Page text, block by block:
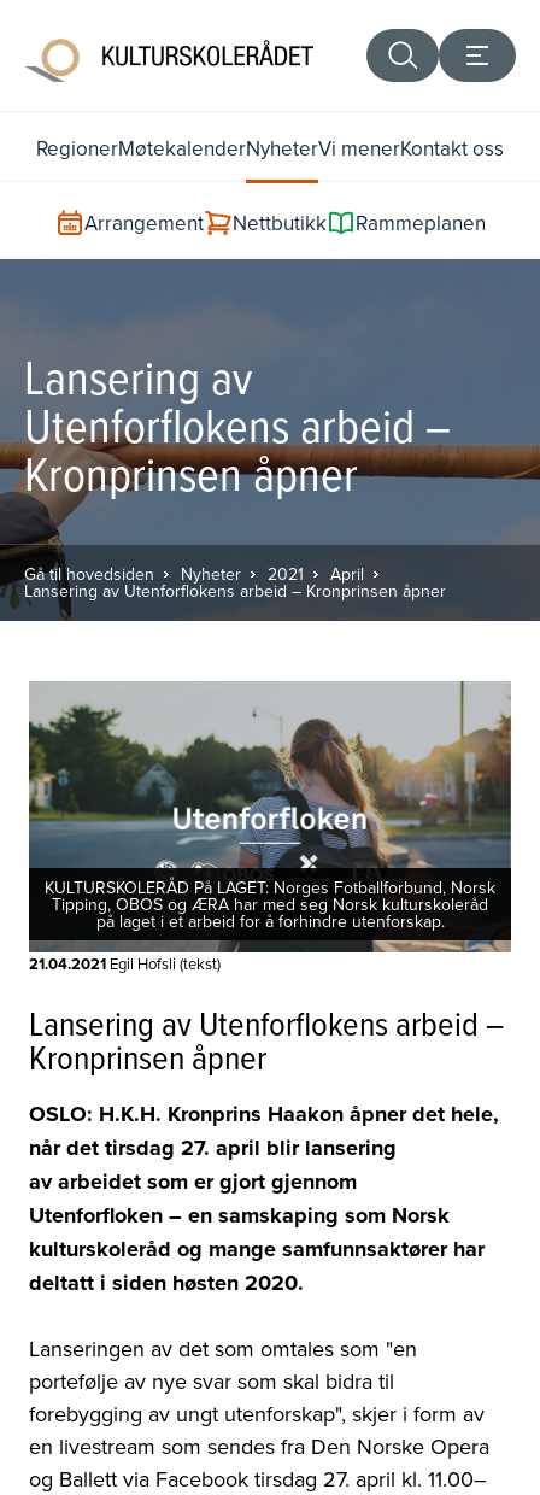
RegionerMøtekalenderNyheterVi menerKontakt oss
Arrangement Nettbutikk Rammeplanen
Lansering av
Utenforflokens arbeid –
Kronprinsen åpner
Gå til hovedsiden Nyheter 2021 April
Lansering av Utenforflokens arbeid – Kronprinsen åpner
KULTURSKOLERÅD På LAGET: Norges Fotballforbund, Norsk
Tipping, OBOS og ÆRA har med seg Norsk kulturskoleråd
på laget i et arbeid for å forhindre utenforskap.
21.04.2021 Egil Hofsli (tekst)
Lansering av Utenforflokens arbeid –
Kronprinsen åpner
OSLO: H.K.H. Kronprins Haakon åpner det hele,
når det tirsdag 27. april blir lansering
av arbeidet som er gjort gjennom
Utenforfloken–en samskaping som Norsk
kulturskoleråd og mange samfunnsaktører har
deltatt i siden høsten 2020.
Lanseringen av det som omtales som "en
portefølje av nye svar som skal bidra til
forebygging av ungt utenforskap", skjer i form av
en livestream som sendes fra Den Norske Opera
og Ballett via Facebook tirsdag 27. april kl. 11.00–